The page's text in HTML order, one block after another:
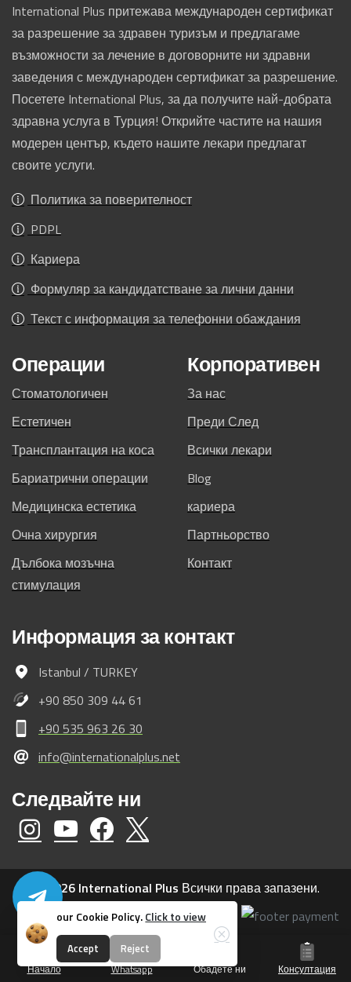
International Plus притежава международен сертификат
за разрешение за здравен туризъм и предлагаме
възможности за лечение в договорните ни здравни
заведения с международен сертификат за разрешение.
Посетете International Plus, за да получите най-добрата
здравна услуга в Турция! Открийте частите на нашия
модерен център, където нашите лекари предлагат
своите услуги.
Политика за поверителност
PDPL
Кариера
Формуляр за кандидатстване за лични данни
Текст с информация за телефонни обаждания
Операции
Стоматологичен
Естетичен
Трансплантация на коса
Бариатрични операции
Медицинска естетика
Очна хирургия
Дълбока мозъчна
стимулация
Корпоративен
За нас
Преди След
Всички лекари
Blog
кариера
Партньорство
Контакт
Информациязаконтакт
Istanbul / TURKEY
+90 850 309 44 61
+90 535 963 26 30
info@internationalplus.net
Следвайтени
@ 2026 International Plus Всички права запазени.
Начало Whatsapp
Обадете ни
Консултация
our Cookie Policy.Click to view Close
Accept Reject